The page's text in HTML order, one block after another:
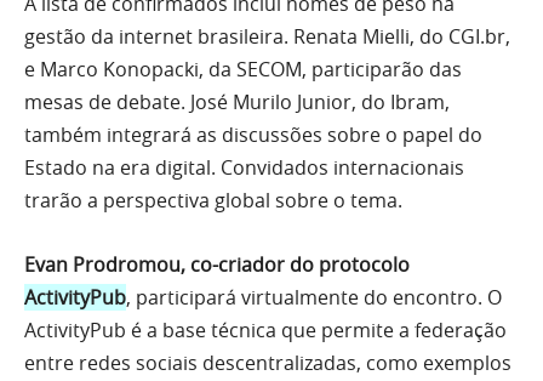
gestão da internet brasileira. Renata Mielli, do CGI.br,
e Marco Konopacki, da SECOM, participarão das
mesas de debate. José Murilo Junior, do Ibram,
também integrará as discussões sobre o papel do
Estado na era digital. Convidados internacionais
trarão a perspectiva global sobre o tema.
Evan Prodromou, co-criador do protocolo
ActivityPub, participará virtualmente do encontro. O
ActivityPub é a base técnica que permite a federação
entre redes sociais descentralizadas, como exemplos